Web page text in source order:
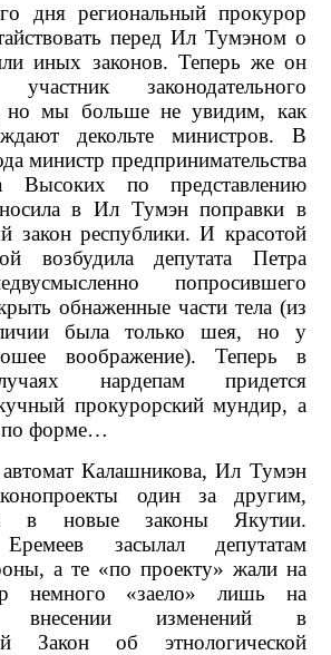
дня региональный прокурор
перед Ил Тумэном о
иных законов. Теперь же он
участник законодательного
но мы больше не увидим, как
декольте министров. В
министр предпринимательства
Высоких по представлению
в Ил Тумэн поправки в
закон республики. И красотой
возбудила депутата Петра
попросившего
обнаженные части тела (из
была только шея, но у
воображение). Теперь в
нардепам придется
прокурорский мундир, а
по форме…
Калашникова, Ил Тумэн
один за другим,
в новые законы Якутии.
Еремеев засылал депутатам
а те «по проекту» жали на
немного «заело» лишь на
изменений в
Закон об этнологической